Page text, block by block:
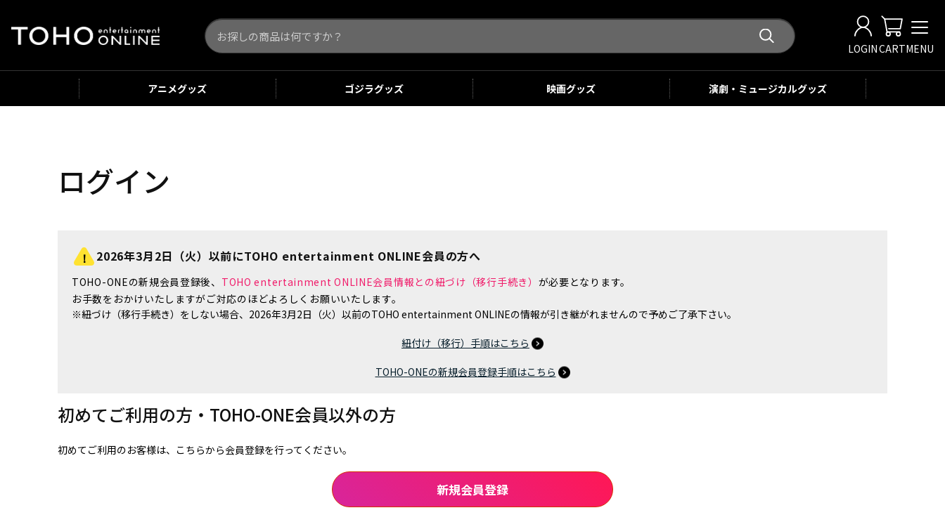
LOGINCARTMENU
アニメグッズ ゴジラグッズ 映画グッズ 演劇・ミュージカルグッズ
ログイン
2026年3月2日（火）以前にTOHO entertainment ONLINE会員の方へ
TOHO-ONEの新規会員登録後、 TOHO entertainment ONLINE会員情報との紐づけ（移行手続き） が必要となります。
お手数をおかけいたしますがご対応のほどよろしくお願いいたします。
※紐づけ（移行手続き）をしない場合、2026年3月2日（火）以前のTOHO entertainment ONLINEの情報が引き継がれませんので予めご了承下さい。
紐付け（移行）手順はこちら
TOHO-ONEの新規会員登録手順はこちら
初めてご利用の方・TOHO-ONE会員以外の方
初めてご利用のお客様は、こちらから会員登録を行ってください。